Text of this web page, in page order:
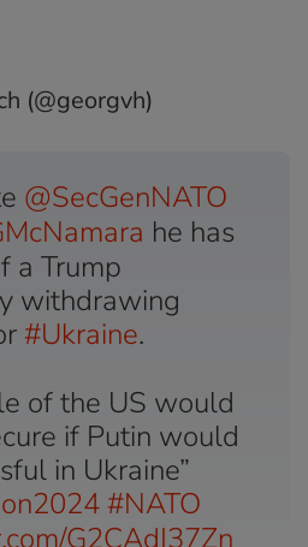
@SecGenNATO
he has
a Trump
withdrawing
#Ukraine.
of the US would
if Putin would
in Ukraine”
#NATO
G2CAdI37Zn
(@georgvh)